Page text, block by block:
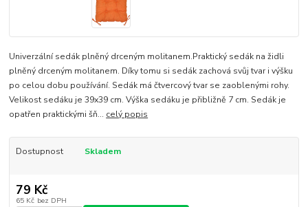
Univerzální sedák plněný drceným molitanem.Praktický sedák na židli
plněný drceným molitanem. Díky tomu si sedák zachová svůj tvar i výšku
po celou dobu používání. Sedák má čtvercový tvar se zaoblenými rohy.
Velikost sedáku je 39x39 cm. Výška sedáku je přibližně 7 cm. Sedák je
opatřen praktickými šň... celý popis
Dostupnost Skladem
79 Kč
65 Kč bez DPH